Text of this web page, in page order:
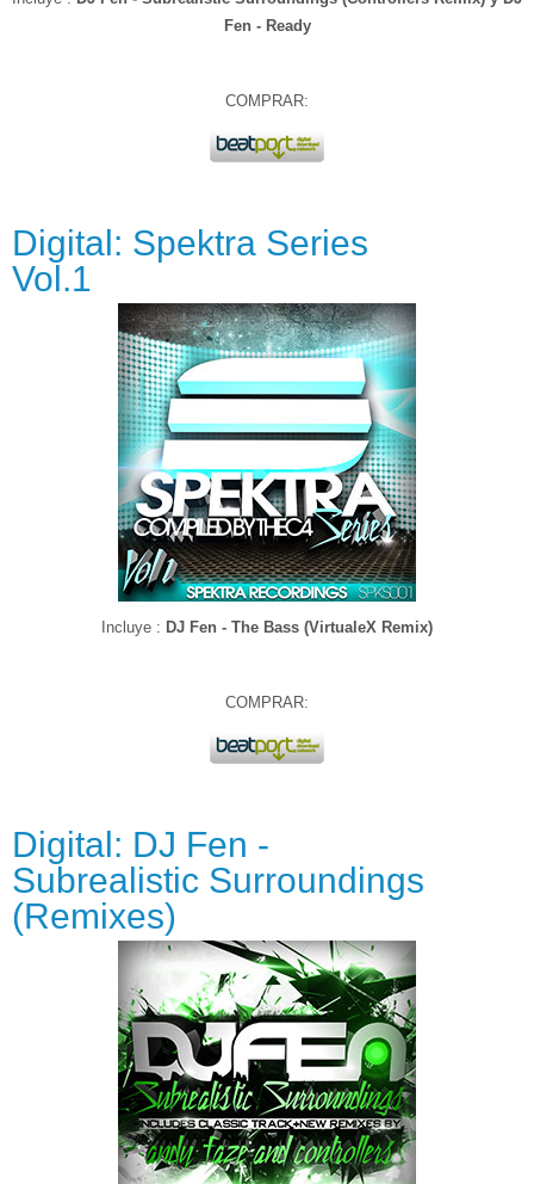
Fen - Ready
COMPRAR:
Digital: Spektra Series
Vol.1
Incluye : DJ Fen - The Bass (VirtualeX Remix)
COMPRAR:
Digital: DJ Fen -
Subrealistic Surroundings
(Remixes)